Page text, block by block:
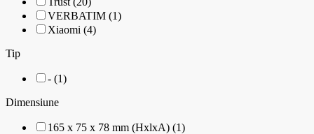
VERBATIM (1)
Xiaomi (4)
Tip
- (1)
Dimensiune
165 x 75 x 78 mm (HxlxA) (1)